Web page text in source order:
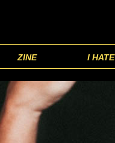
ZINE I